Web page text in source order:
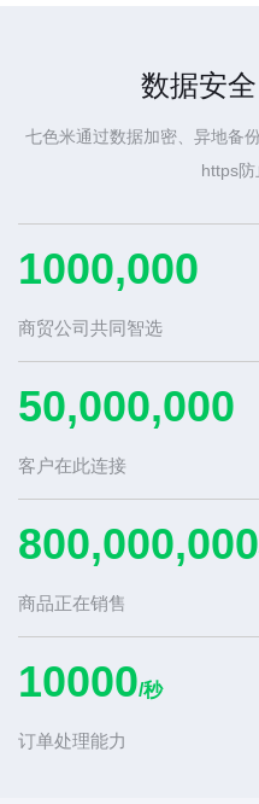
数据安
七色米通过数据加密、异地备
https防
1000,000
商贸公司共同智选
50,000,000
客户在此连接
800,000,000
商品正在销售
10000/秒
订单处理能力